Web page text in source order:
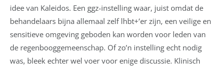
idee van Kaleidos. Een ggz-instelling waar, juist omdat de
behandelaars bijna allemaal zelf lhbt+’er zijn, een veilige en
sensitieve omgeving geboden kan worden voor leden van
de regenbooggemeenschap. Of zo’n instelling echt nodig
was, bleek echter wel voer voor enige discussie. Klinisch